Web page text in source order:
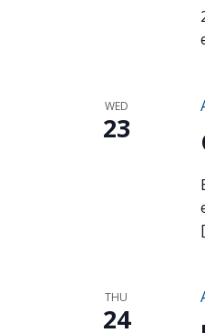
WED
23
THU
24